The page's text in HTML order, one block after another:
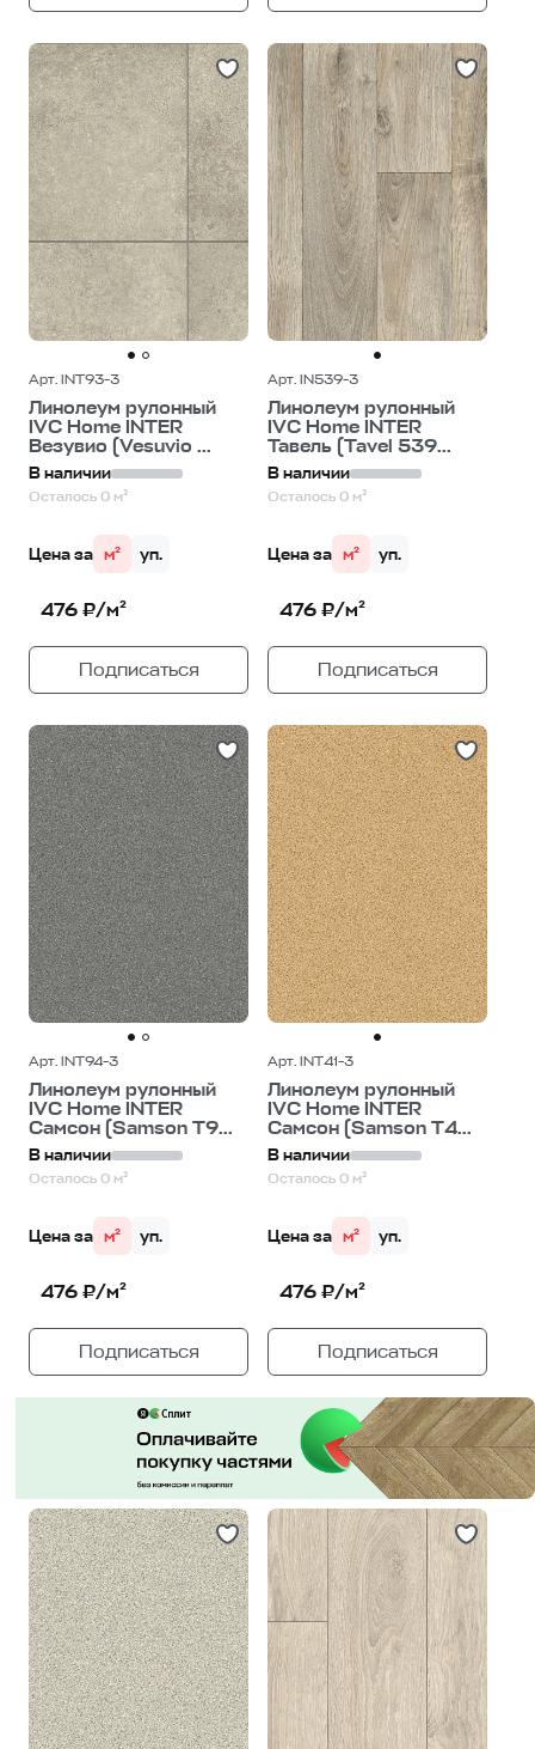
Арт. INT93-3
Линолеум рулонный
IVC Home INTER
Везувио (Vesuvio ...
В наличии
Осталось 0 м²
Цена за м² уп.
476 ₽/м²
Подписаться
Арт. IN539-3
Линолеум рулонный
IVC Home INTER
Тавель (Tavel 539...
В наличии
Осталось 0 м²
Цена за м² уп.
476 ₽/м²
Подписаться
Арт. INT94-3
Линолеум рулонный
IVC Home INTER
Самсон (Samson T9...
В наличии
Осталось 0 м²
Цена за м² уп.
476 ₽/м²
Подписаться
Арт. INT41-3
Линолеум рулонный
IVC Home INTER
Самсон (Samson T4...
В наличии
Осталось 0 м²
Цена за м² уп.
476 ₽/м²
Подписаться